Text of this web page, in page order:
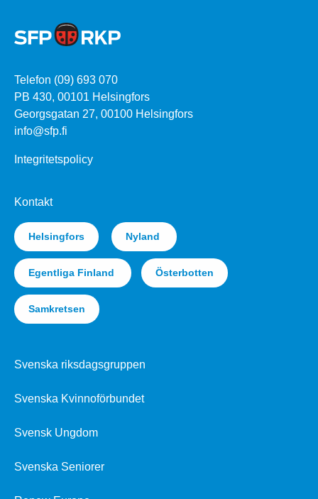
Telefon (09) 693 070
PB 430, 00101 Helsingfors
Georgsgatan 27, 00100 Helsingfors
info@sfp.fi
Integritetspolicy
Kontakt
Helsingfors Nyland
Egentliga Finland Österbotten
Samkretsen
Svenska riksdagsgruppen
Svenska Kvinnoförbundet
Svensk Ungdom
Svenska Seniorer